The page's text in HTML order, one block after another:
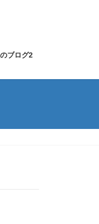
ブログ2